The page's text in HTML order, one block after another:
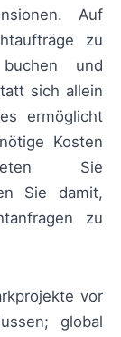
Auf
zu
buchen und
sich allein
ermöglicht
Kosten
Sie
Sie damit,
zu
vor
global